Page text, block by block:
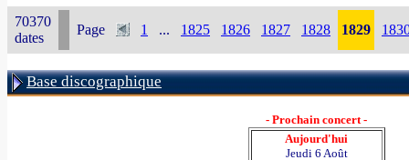
70370
dates
Page 1 ... 1825 1826 1827 1828 1829
Base discographique
- Prochain concert -
Aujourd'hui
Jeudi 6 Août